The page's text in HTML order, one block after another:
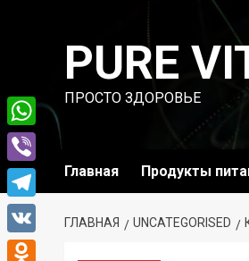
содержимомуPURE
ПРОСТО ЗДОРОВЬЕ
Главная Продукты
ГЛАВНАЯ UNCATEGORISED
WhatsApp
Viber
Telegram
VK